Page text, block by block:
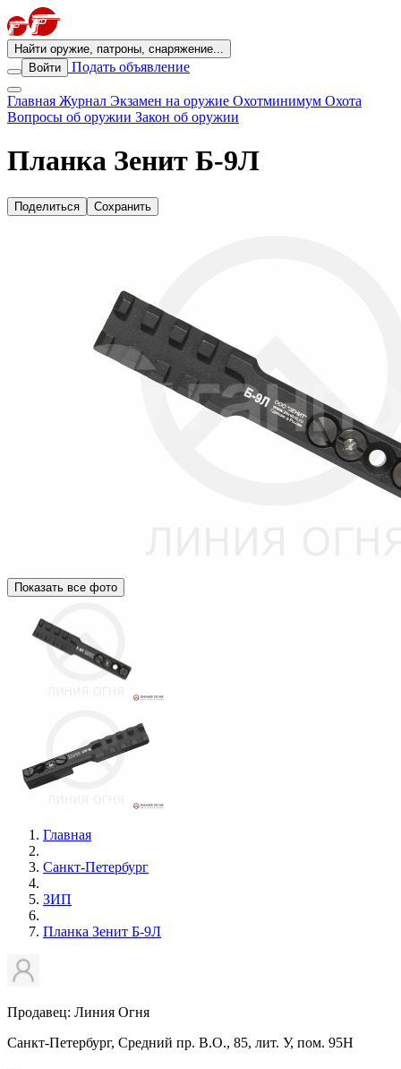
Найти оружие, патроны, снаряжение...
Войти
Подать объявление
Главная Журнал Экзамен на оружие Охотминимум Охота
Вопросы об оружии Закон об оружии
Планка Зенит Б-9Л
Поделиться Сохранить
Показать все фото
Главная
Санкт-Петербург
ЗИП
Планка Зенит Б-9Л
Продавец: Линия Огня
Санкт-Петербург, Средний пр. В.О., 85, лит. У, пом. 95Н